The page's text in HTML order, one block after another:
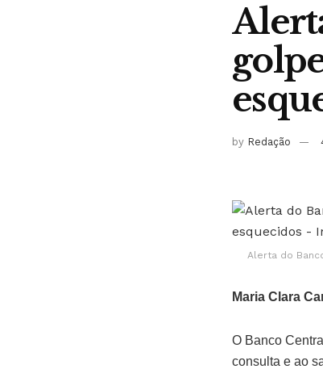
by Redação
Alerta do
Maria Clara
O Banco
consulta e ao